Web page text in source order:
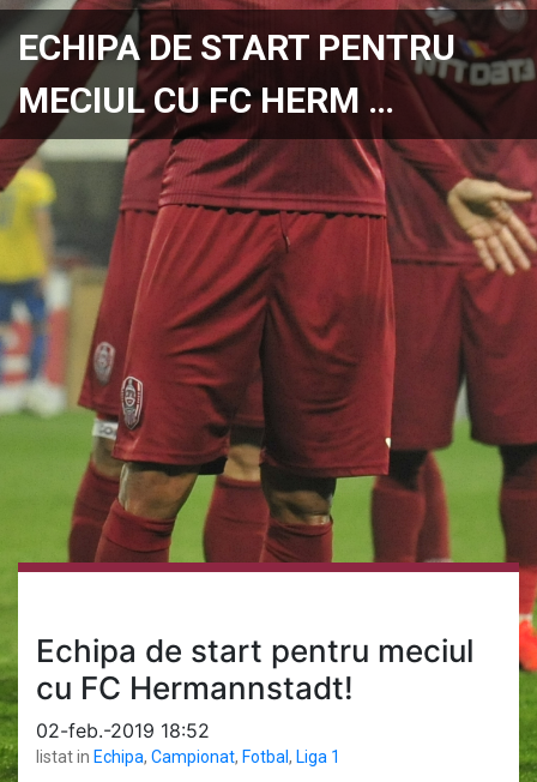
ECHIPA DE START PENTRU
MECIUL CU FC HERM …
Echipa de start pentru meciul
cu FC Hermannstadt!
02-feb.-2019 18:52
listat in Echipa, Campionat, Fotbal, Liga 1